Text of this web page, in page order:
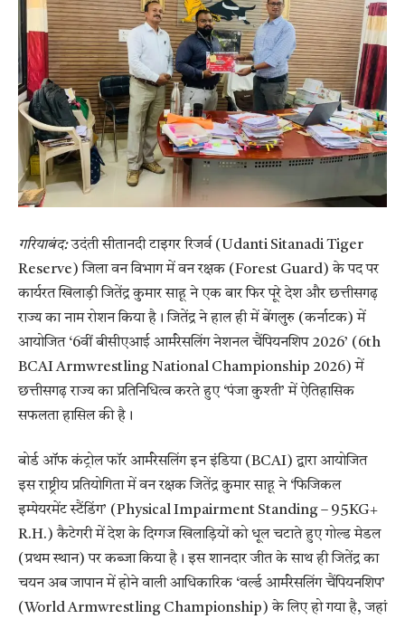
गरियाबंद:उदंती सीतानदी टाइगर रिजर्व (Udanti Sitanadi Tiger
Reserve) जिला वन विभाग में वन रक्षक (Forest Guard) के पद पर
कार्यरत खिलाड़ी जितेंद्र कुमार साहू ने एक बार फिर पूरे देश और छत्तीसगढ़
राज्य का नाम रोशन किया है। जितेंद्र ने हाल ही में बेंगलुरु (कर्नाटक) में
आयोजित ‘6वीं बीसीएआई आर्मरेसलिंग नेशनल चैंपियनशिप 2026’ (6th
BCAI Armwrestling National Championship 2026) में
छत्तीसगढ़ राज्य का प्रतिनिधित्व करते हुए ‘पंजा कुश्ती’ में ऐतिहासिक
सफलता हासिल की है।
बोर्ड ऑफ कंट्रोल फॉर आर्मरेसलिंग इन इंडिया (BCAI) द्वारा आयोजित
इस राष्ट्रीय प्रतियोगिता में वन रक्षक जितेंद्र कुमार साहू ने ‘फिजिकल
इम्पेयरमेंट स्टैंडिंग’ (Physical Impairment Standing – 95KG+
R.H.) कैटेगरी में देश के दिग्गज खिलाड़ियों को धूल चटाते हुए गोल्ड मेडल
(प्रथम स्थान) पर कब्जा किया है। इस शानदार जीत के साथ ही जितेंद्र का
चयन अब जापान में होने वाली आधिकारिक ‘वर्ल्ड आर्मरेसलिंग चैंपियनशिप’
(World Armwrestling Championship) के लिए हो गया है, जहां